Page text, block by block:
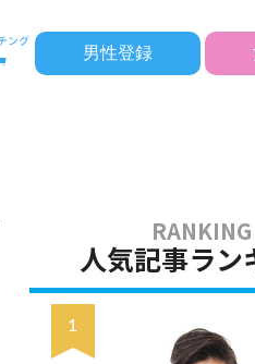
男性登録
人気記事ラン